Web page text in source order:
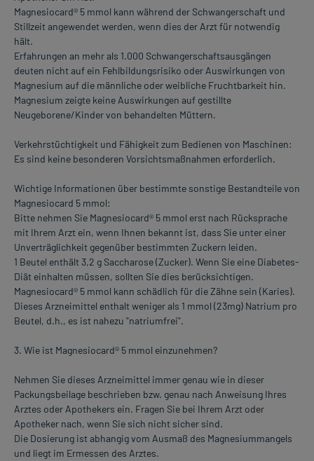
Magnesiocard® 5 mmol kann während der Schwangerschaft und
Stillzeit angewendet werden, wenn dies der Arzt für notwendig
hält.
Erfahrungen an mehr als 1.000 Schwangerschaftsausgängen
deuten nicht auf ein Fehlbildungsrisiko oder Auswirkungen von
Magnesium auf die männliche oder weibliche Fruchtbarkeit hin.
Magnesium zeigte keine Auswirkungen auf gestillte
Neugeborene/Kinder von behandelten Müttern.
Verkehrstüchtigkeit und Fähigkeit zum Bedienen von Maschinen:
Es sind keine besonderen Vorsichtsmaßnahmen erforderlich.
Wichtige Informationen über bestimmte sonstige Bestandteile von
Magnesiocard 5 mmol:
Bitte nehmen Sie Magnesiocard® 5 mmol erst nach Rücksprache
mit Ihrem Arzt ein, wenn Ihnen bekannt ist, dass Sie unter einer
Unverträglichkeit gegenüber bestimmten Zuckern leiden.
1 Beutel enthält 3,2 g Saccharose (Zucker). Wenn Sie eine Diabetes-
Diät einhalten müssen, sollten Sie dies berücksichtigen.
Magnesiocard® 5 mmol kann schädlich für die Zähne sein (Karies).
Dieses Arzneimittel enthalt weniger als 1 mmol (23mg) Natrium pro
Beutel, d.h., es ist nahezu "natriumfrei".
3. Wie ist Magnesiocard® 5 mmol einzunehmen?
Nehmen Sie dieses Arzneimittel immer genau wie in dieser
Packungsbeilage beschrieben bzw. genau nach Anweisung Ihres
Arztes oder Apothekers ein. Fragen Sie bei Ihrem Arzt oder
Apotheker nach, wenn Sie sich nicht sicher sind.
Die Dosierung ist abhangig vom Ausmaß des Magnesiummangels
und liegt im Ermessen des Arztes.